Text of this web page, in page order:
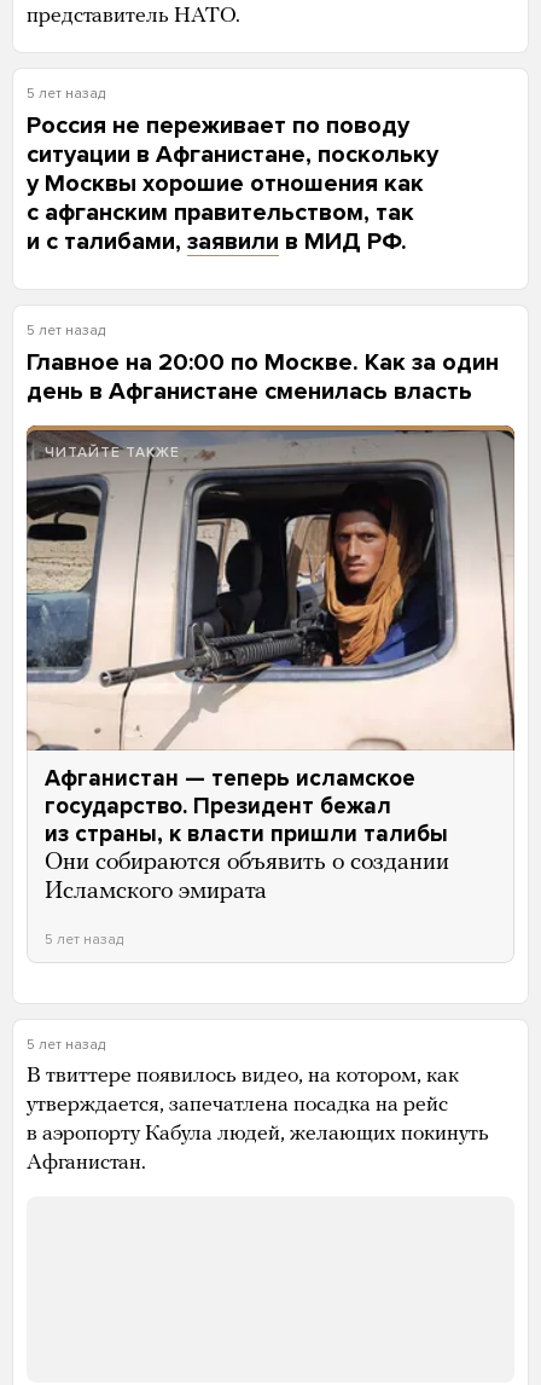
представитель НАТО.
5 лет назад
Россия не переживает по поводу
ситуации в Афганистане, поскольку
у Москвы хорошие отношения как
с афганским правительством, так
и с талибами, заявили в МИД РФ.
5 лет назад
Главное на 20:00 по Москве. Как за один
день в Афганистане сменилась власть
ЧИТАЙТЕ ТАКЖЕ
Афганистан — теперь исламское
государство. Президент бежал
из страны, к власти пришли талибы
Они собираются объявить о создании
Исламского эмирата
5 лет назад
5 лет назад
В твиттере появилось видео, на котором, как
утверждается, запечатлена посадка на рейс
в аэропорту Кабула людей, желающих покинуть
Афганистан.